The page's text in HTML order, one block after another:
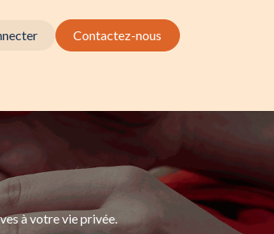
Contactez-nous
à votre vie privée.